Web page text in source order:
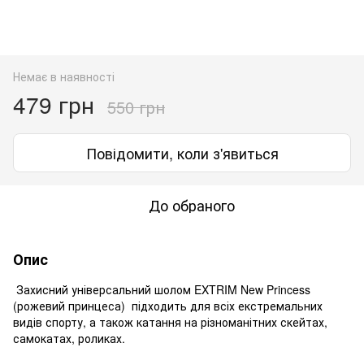
Немає в наявності
479 грн 550 грн
Повідомити, коли з'явиться
До обраного
Опис
Захисний універсальний шолом EXTRIM New Princess
(рожевий принцеса) підходить для всіх екстремальних
видів спорту, а також катання на різноманітних скейтах,
самокатах, роликах.